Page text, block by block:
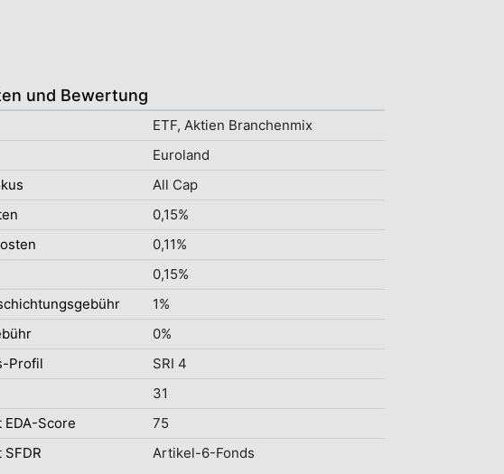
und Bewertung
ETF, Aktien Branchenmix
Euroland
All Cap
0,15%
0,11%
0,15%
1%
0%
Profil
SRI 4
31
Score
75
Artikel-6-Fonds